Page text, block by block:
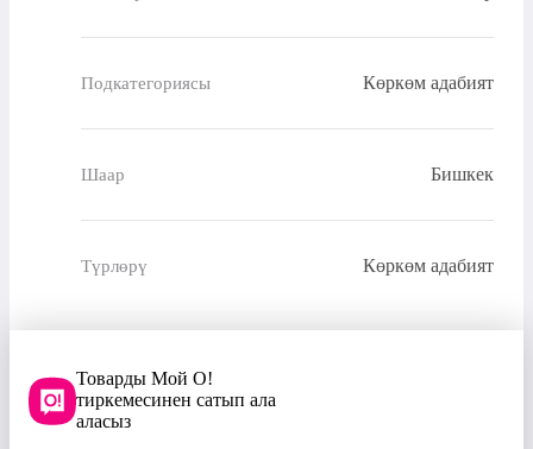
Подкатегориясы Көркөм адабият
Шаар Бишкек
Түрлөрү Көркөм адабият
Товарды Мой О!
тиркемесинен сатып ала
аласыз